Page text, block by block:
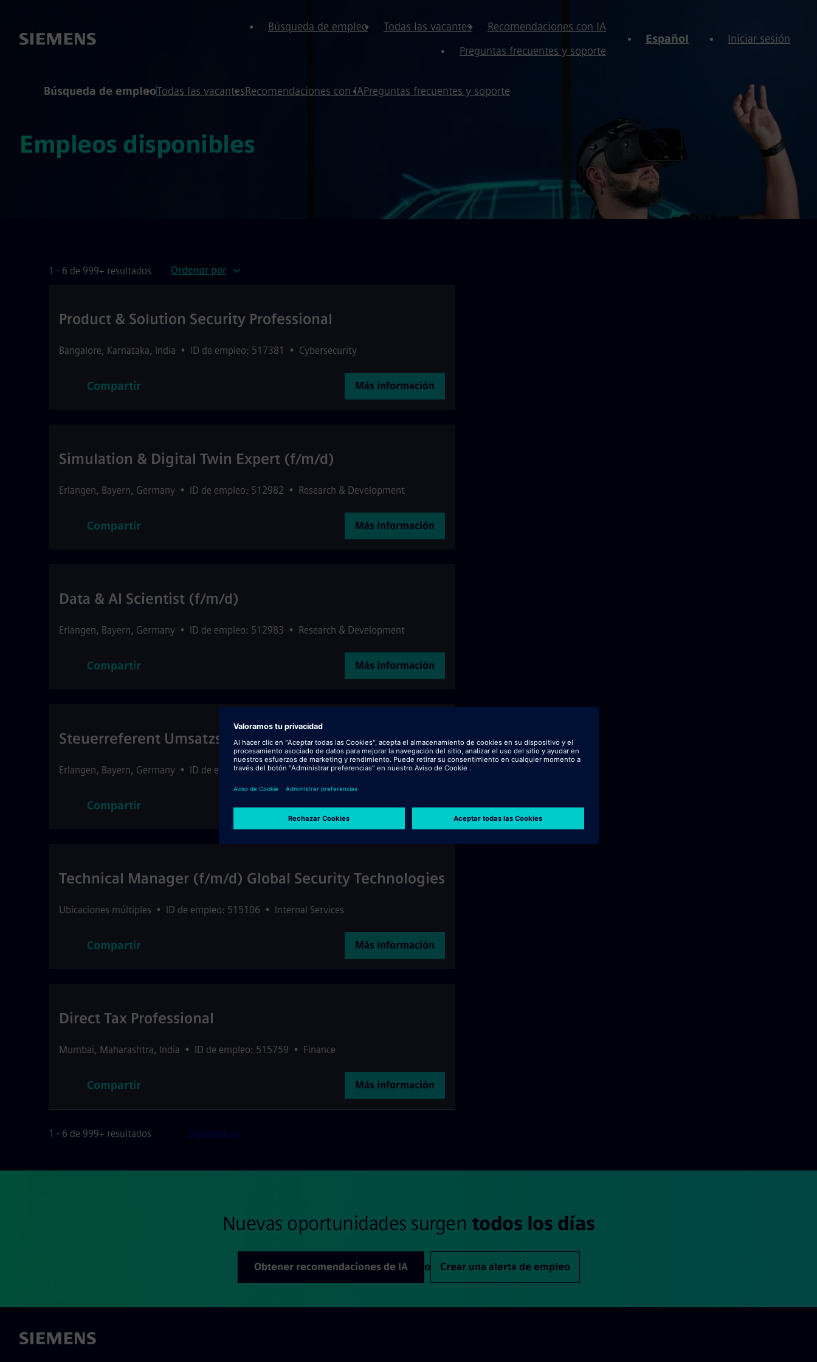
Búsqueda de empleo Todas las vacantes
Recomendaciones con IA
Preguntas frecuentes y soporte
Español Iniciar sesión
Búsqueda de empleoTodas las vacantesRecomendaciones con IAPreguntas frecuentes y soporte
Empleos disponibles
1 - 6 de 999+ resultados Ordenar por
Product & Solution Security Professional
Bangalore, Karnataka, India • ID de empleo: 517381 • Cybersecurity
Compartir Más información
Simulation & Digital Twin Expert (f/m/d)
Erlangen, Bayern, Germany • ID de empleo: 512982 • Research & Development
Compartir Más información
Data & AI Scientist (f/m/d)
Erlangen, Bayern, Germany • ID de empleo: 512983 • Research & Development
Compartir Más información
Steuerreferent Umsatzsteuer (w/m/d)
Erlangen, Bayern, Germany • ID de empleo: 514972 • Finance
Compartir Más información
Technical Manager (f/m/d) Global Security Technologies
Ubicaciones múltiples • ID de empleo: 515106 • Internal Services
Compartir Más información
Direct Tax Professional
Mumbai, Maharashtra, India • ID de empleo: 515759 • Finance
Compartir Más información
1 - 6 de 999+ resultados Siguiente >>
Nuevas oportunidades surgen todos los días
Obtener recomendaciones de IA o Crear una alerta de empleo